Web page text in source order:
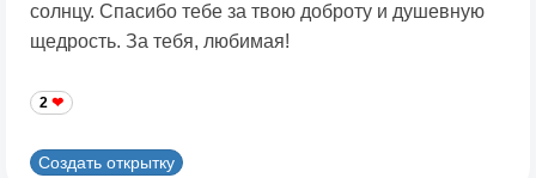
солнцу. Спасибо тебе за твою доброту и душевную
щедрость. За тебя, любимая!
2
Создать открытку